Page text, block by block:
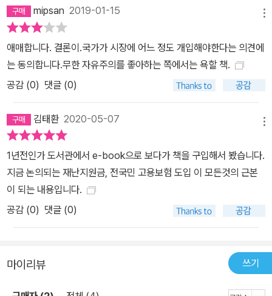
mipsan 2019-01-15
애매합니다. 결론이.국가가 시장에 어느 정도 개입해야한다는 의견에
는 동의합니다.무한 자유주의를 좋아하는 쪽에서는 욕할 책.
공감 (0) 댓글 (0)
김태환2020-05-07
1년전인가 도서관에서 e-book으로 보다가 책을 구입해서 봤습니다.
지금 논의되는 재난지원금, 전국민 고용보험 도입 이 모든것의 근본
이 되는 내용입니다.
공감 (0) 댓글 (0)
마이리뷰 쓰기